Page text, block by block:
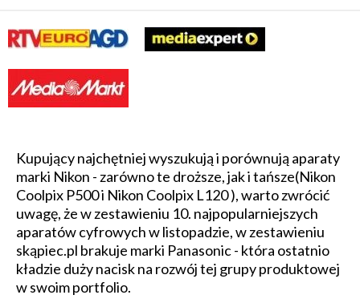
Kupujący najchętniej wyszukują i porównują aparaty
marki Nikon - zarówno te droższe, jak i tańsze(Nikon
Coolpix P500 i Nikon Coolpix L120 ), warto zwrócić
uwagę, że w zestawieniu 10. najpopularniejszych
aparatów cyfrowych w listopadzie, w zestawieniu
skąpiec.pl brakuje marki Panasonic - która ostatnio
kładzie duży nacisk na rozwój tej grupy produktowej
w swoim portfolio.